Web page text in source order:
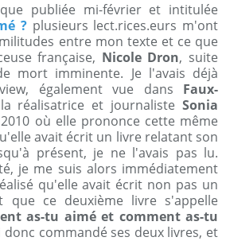
publiée mi-février et intitulée
? plusieurs lect.rices.eurs m'ont
entre mon texte et ce que
française, Nicole Dron, suite
mort imminente. Je l'avais déjà
également vue dans Faux-
réalisatrice et journaliste Sonia
où elle prononce cette même
avait écrit un livre relatant son
présent, je ne l'avais pas lu.
je me suis alors immédiatement
qu'elle avait écrit non pas un
que ce deuxième livre s'appelle
as-tu aimé et comment as-tu
donc commandé ses deux livres, et